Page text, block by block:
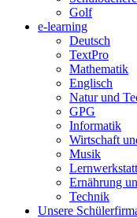
Golf
e-learning
Deutsch
TextPro
Mathematik
Englisch
Natur und
GPG
Informatik
Wirtschaft
Musik
Lernwerkstatt
Ernährung
Technik
Unsere